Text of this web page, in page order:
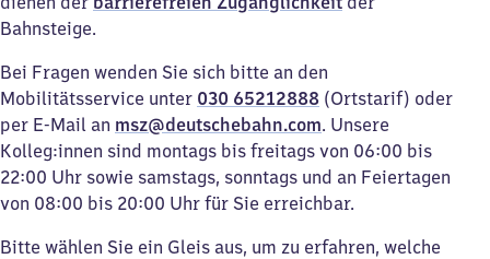
Bahnsteige.
Bei Fragen wenden Sie sich bitte an den
Mobilitätsservice unter 030 65212888 (Ortstarif) oder
per E-Mail an msz@deutschebahn.com. Unsere
Kolleg:innen sind montags bis freitags von 06:00 bis
22:00 Uhr sowie samstags, sonntags und an Feiertagen
von 08:00 bis 20:00 Uhr für Sie erreichbar.
Bitte wählen Sie ein Gleis aus, um zu erfahren, welche